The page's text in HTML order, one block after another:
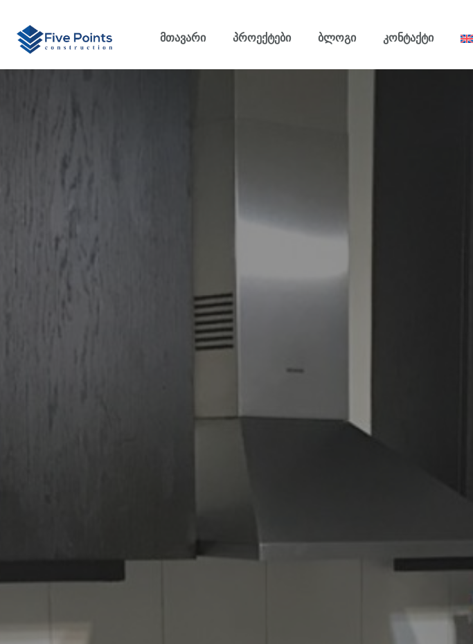
Მთავარი Პროექტები Ბლოგი Კონტაქტი